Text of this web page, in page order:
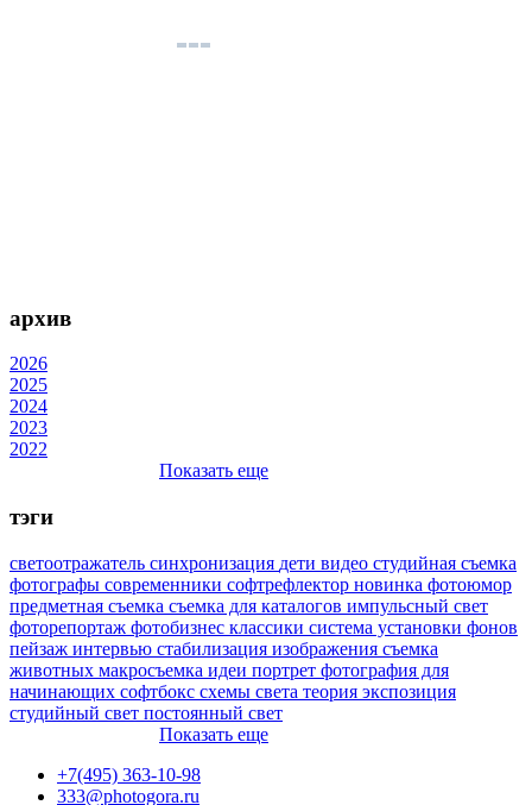
архив
2026
2025
2024
2023
2022
Показать еще
тэги
светоотражатель синхронизация дети видео студийная съемка
фотографы современники софтрефлектор новинка фотоюмор
предметная съемка съемка для каталогов импульсный свет
фоторепортаж фотобизнес классики система установки фонов
пейзаж интервью стабилизация изображения съемка
животных макросъемка идеи портрет фотография для
начинающих софтбокс схемы света теория экспозиция
студийный свет постоянный свет
Показать еще
+7(495) 363-10-98
333@photogora.ru